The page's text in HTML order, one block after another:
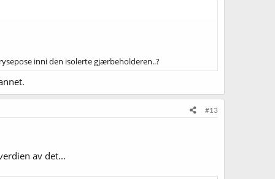
inni den isolerte gjærbeholderen..?
#13
av det...